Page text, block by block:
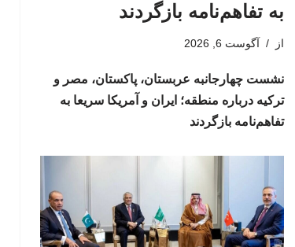
به تفاهم‌نامه بازگردند
از آگوست 6, 2026
نشست چهارجانبه عربستان، پاکستان، مصر و
ترکیه درباره منطقه؛ ایران و آمریکا سریعا به
تفاهم‌نامه بازگردند